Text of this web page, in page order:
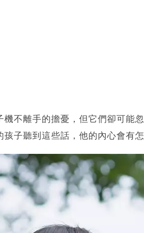
不離手的擔憂，但它們卻可能
子聽到這些話，他的內心會有